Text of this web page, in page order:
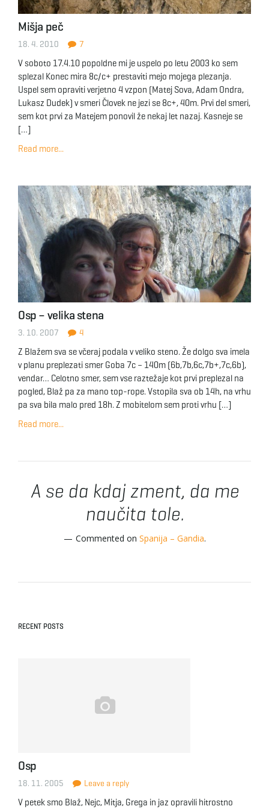
Mišja peč
18. 4. 2010 7
V soboto 17.4.10 popoldne mi je uspelo po letu 2003 ko sem
splezal Konec mira 8c/c+ prestaviti mejo mojega plezanja.
Uspel sem opraviti verjetno 4 vzpon (Matej Sova, Adam Ondra,
Lukasz Dudek) v smeri Človek ne jezi se 8c+, 40m. Prvi del smeri,
sem kot prvi za Matejem ponovil že nekaj let nazaj. Kasneje se
[…]
Read more...
Osp – velika stena
3. 10. 2007 4
Z Blažem sva se včeraj podala v veliko steno. Že dolgo sva imela
v planu preplezati smer Goba 7c – 140m (6b,7b,6c,7b+,7c,6b),
vendar… Celotno smer, sem vse raztežaje kot prvi preplezal na
pogled, Blaž pa za mano top-rope. Vstopila sva ob 14h, na vrhu
pa sva bila malo pred 18h. Z mobitelom sem proti vrhu […]
Read more...
A se da kdaj zment, da me
naučita tole.
Commented on Spanija – Gandia.
RECENT POSTS
Osp
18. 11. 2005 Leave a reply
V petek smo Blaž, Nejc, Mitja, Grega in jaz opravili hitrostno